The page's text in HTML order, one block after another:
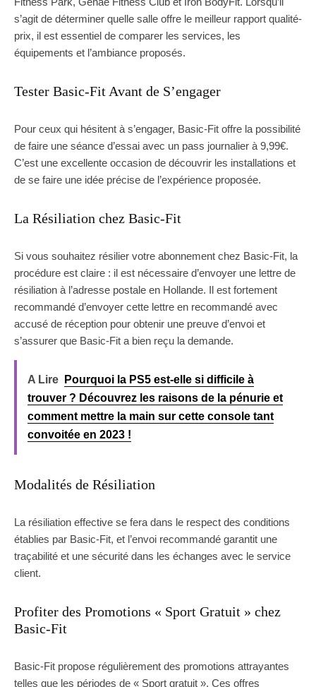
s’agit de déterminer quelle salle offre le meilleur rapport qualité-
prix, il est essentiel de comparer les services, les
équipements et l’ambiance proposés.
Tester Basic-Fit Avant de S’engager
Pour ceux qui hésitent à s’engager, Basic-Fit offre la possibilité
de faire une séance d’essai avec un pass journalier à 9,99€.
C’est une excellente occasion de découvrir les installations et
de se faire une idée précise de l’expérience proposée.
La Résiliation chez Basic-Fit
Si vous souhaitez résilier votre abonnement chez Basic-Fit, la
procédure est claire : il est nécessaire d’envoyer une lettre de
résiliation à l’adresse postale en Hollande. Il est fortement
recommandé d’envoyer cette lettre en recommandé avec
accusé de réception pour obtenir une preuve d’envoi et
s’assurer que Basic-Fit a bien reçu la demande.
A Lire
Pourquoi la PS5 est-elle si difficile à
trouver ? Découvrez les raisons de la pénurie et
comment mettre la main sur cette console tant
convoitée en 2023 !
Modalités de Résiliation
La résiliation effective se fera dans le respect des conditions
établies par Basic-Fit, et l’envoi recommandé garantit une
traçabilité et une sécurité dans les échanges avec le service
client.
Profiter des Promotions « Sport Gratuit » chez
Basic-Fit
Basic-Fit propose régulièrement des promotions attrayantes
telles que les périodes de « Sport gratuit ». Ces offres